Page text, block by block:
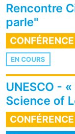
Rencontre
parle"
CONFÉRENCE
EN COURS
UNESCO -
Science of
CONFÉRENCE